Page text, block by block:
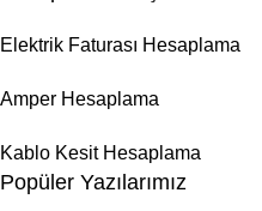
Elektrik Faturası Hesaplama
Amper Hesaplama
Kablo Kesit Hesaplama
Popüler Yazılarımız